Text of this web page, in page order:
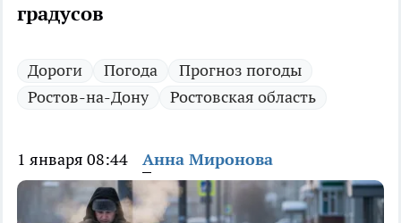
градусов
Дороги Погода
Прогноз погоды
Ростов-на-Дону
Ростовская область
1 января 08:44 Анна Миронова